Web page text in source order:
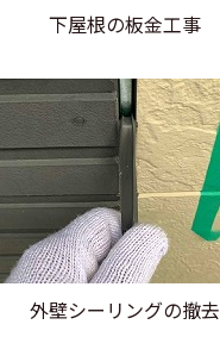
下屋根の板金工事
外壁シーリングの撤去